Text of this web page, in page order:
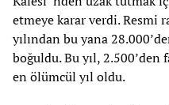
etmeye karar verdi. Resmi
yılından bu yana
boğuldu. Bu yıl,
en ölümcül yıl oldu.